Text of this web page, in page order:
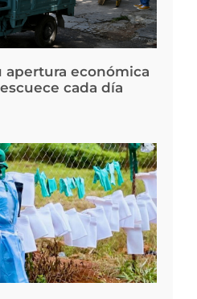
apertura económica
cada día